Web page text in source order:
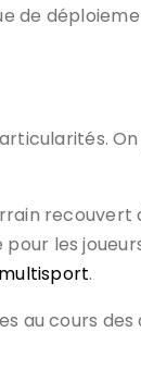
de
recouvert
les
.
au cours